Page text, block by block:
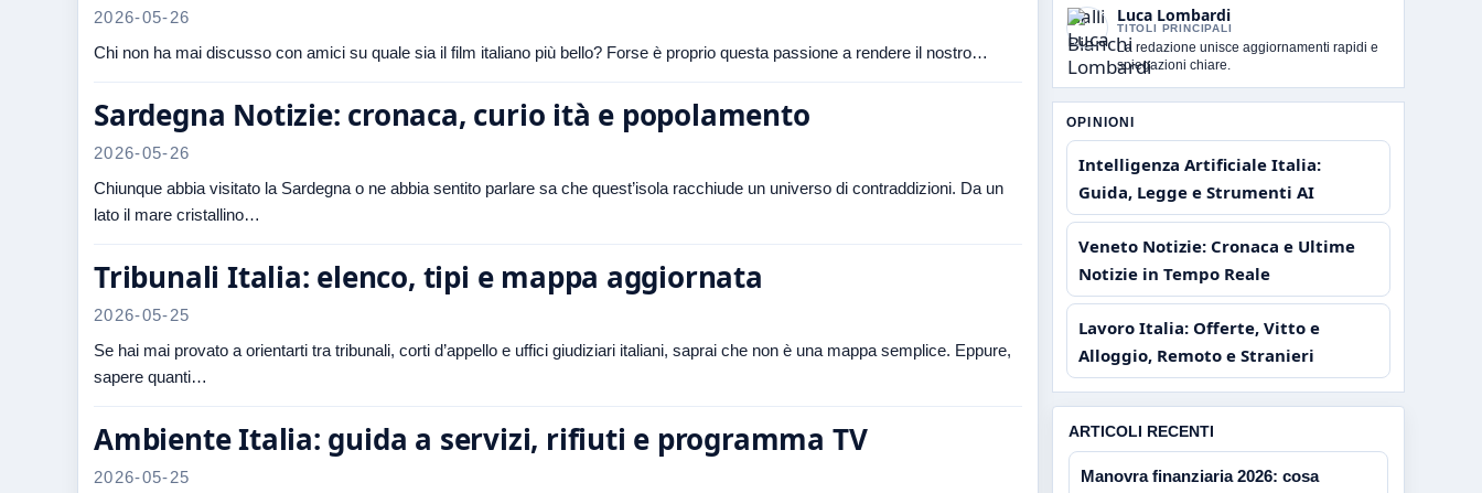
2026-05-26
Chi non ha mai discusso con amici su quale sia il film italiano più bello? Forse è proprio questa passione a rendere il nostro…
Sardegna Notizie: cronaca, curio ità e popolamento
2026-05-26
Chiunque abbia visitato la Sardegna o ne abbia sentito parlare sa che quest’isola racchiude un universo di contraddizioni. Da un
lato il mare cristallino…
Tribunali Italia: elenco, tipi e mappa aggiornata
2026-05-25
Se hai mai provato a orientarti tra tribunali, corti d’appello e uffici giudiziari italiani, saprai che non è una mappa semplice. Eppure,
sapere quanti…
Ambiente Italia: guida a servizi, rifiuti e programma TV
2026-05-25
Luca Lombardi
TITOLI PRINCIPALI
La redazione unisce aggiornamenti rapidi e
spiegazioni chiare.
OPINIONI
Intelligenza Artificiale Italia:
Guida, Legge e Strumenti AI
Veneto Notizie: Cronaca e Ultime
Notizie in Tempo Reale
Lavoro Italia: Offerte, Vitto e
Alloggio, Remoto e Stranieri
ARTICOLI RECENTI
Manovra finanziaria 2026: cosa